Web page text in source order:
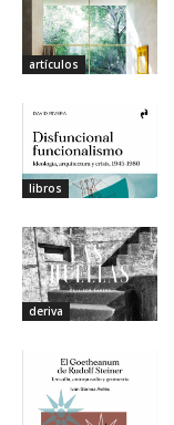
artículos
libros
deriva